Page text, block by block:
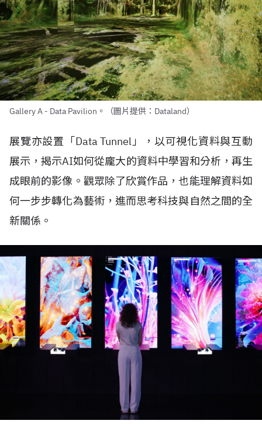
Gallery A - Data Pavilion。（圖片提供：Dataland）
展覽亦設置「Data Tunnel」，以可視化資料與互動
展示，揭示AI如何從龐大的資料中學習和分析，再生
成眼前的影像。觀眾除了欣賞作品，也能理解資料如
何一步步轉化為藝術，進而思考科技與自然之間的全
新關係。